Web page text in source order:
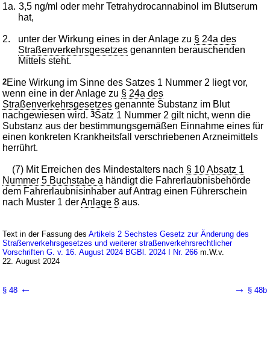
1a. 3,5 ng/ml oder mehr Tetrahydrocannabinol im Blutserum
hat,
2. unter der Wirkung eines in der Anlage zu § 24a des
Straßenverkehrsgesetzes genannten berauschenden
Mittels steht.
2Eine Wirkung im Sinne des Satzes 1 Nummer 2 liegt vor,
wenn eine in der Anlage zu § 24a des
Straßenverkehrsgesetzes genannte Substanz im Blut
nachgewiesen wird.3Satz 1 Nummer 2 gilt nicht, wenn die
Substanz aus der bestimmungsgemäßen Einnahme eines für
einen konkreten Krankheitsfall verschriebenen Arzneimittels
herrührt.
(7) Mit Erreichen des Mindestalters nach § 10 Absatz 1
Nummer 5 Buchstabe a händigt die Fahrerlaubnisbehörde
dem Fahrerlaubnisinhaber auf Antrag einen Führerschein
nach Muster 1 derAnlage 8 aus.
Text in der Fassung desArtikels 2 Sechstes Gesetz zur Änderung des
Straßenverkehrsgesetzes und weiterer straßenverkehrsrechtlicher
Vorschriften G. v. 16. August 2024 BGBl. 2024 I Nr. 266 m.W.v.
22. August 2024
§ 48 ← → § 48b